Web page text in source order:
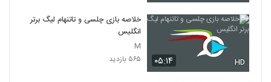
۰۵:۱۴ HD
خلاصه بازی چلسی و تاتنهام لیگ برتر
انگلیس
M
۵۶۵ بازدید